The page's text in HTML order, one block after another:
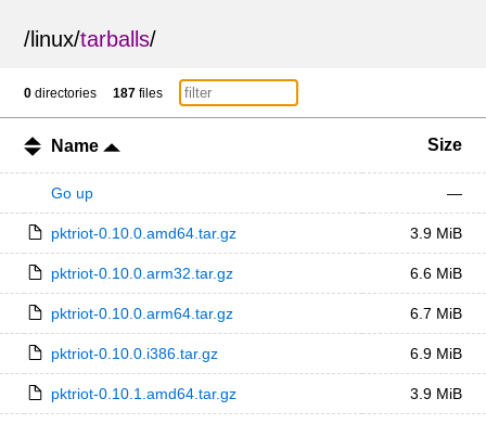
/ linux/tarballs/
0 directories 187 files
Name Size
Go up —
pktriot-0.10.0.amd64.tar.gz 3.9 MiB
pktriot-0.10.0.arm32.tar.gz 6.6 MiB
pktriot-0.10.0.arm64.tar.gz 6.7 MiB
pktriot-0.10.0.i386.tar.gz 6.9 MiB
pktriot-0.10.1.amd64.tar.gz 3.9 MiB